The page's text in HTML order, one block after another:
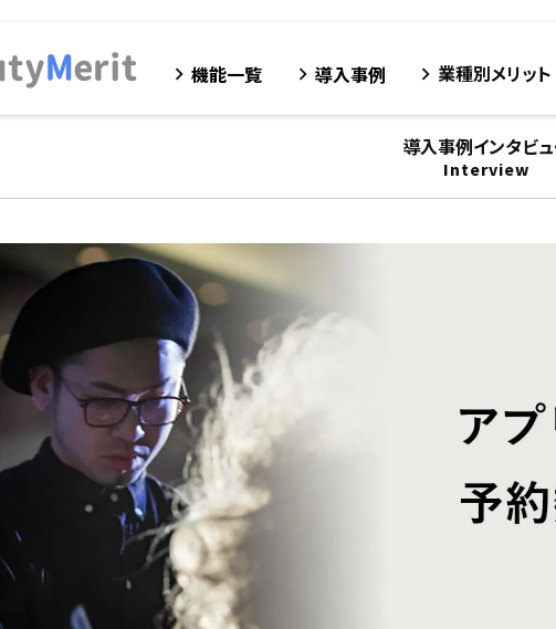
keyboard_arrow_right機能一覧 keyboard_arrow_right 導入事例 keyboard_arrow_right 業種別メリット
導入事例インタビ
Interview